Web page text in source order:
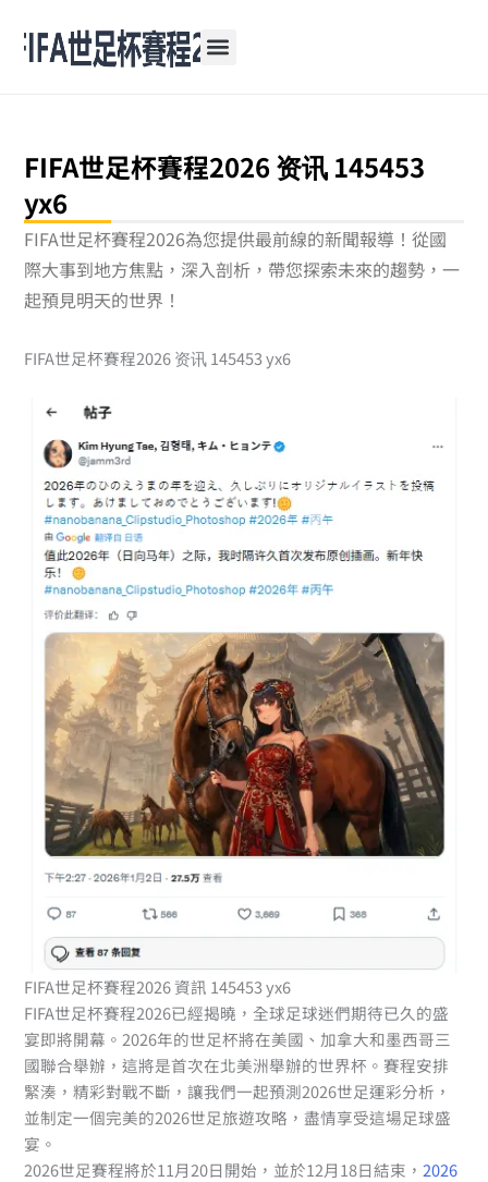
FIFA世足杯賽程2026 资讯 145453
yx6
FIFA世足杯賽程2026為您提供最前線的新聞報導！從國
際大事到地方焦點，深入剖析，帶您探索未來的趨勢，一
起預見明天的世界！
FIFA世足杯賽程2026 资讯 145453 yx6
FIFA世足杯賽程2026 資訊 145453 yx6
FIFA世足杯賽程2026已經揭曉，全球足球迷們期待已久的盛
宴即將開幕。2026年的世足杯將在美國、加拿大和墨西哥三
國聯合舉辦，這將是首次在北美洲舉辦的世界杯。賽程安排
緊湊，精彩對戰不斷，讓我們一起預測2026世足運彩分析，
並制定一個完美的2026世足旅遊攻略，盡情享受這場足球盛
宴。
2026世足賽程將於11月20日開始，並於12月18日結束，2026